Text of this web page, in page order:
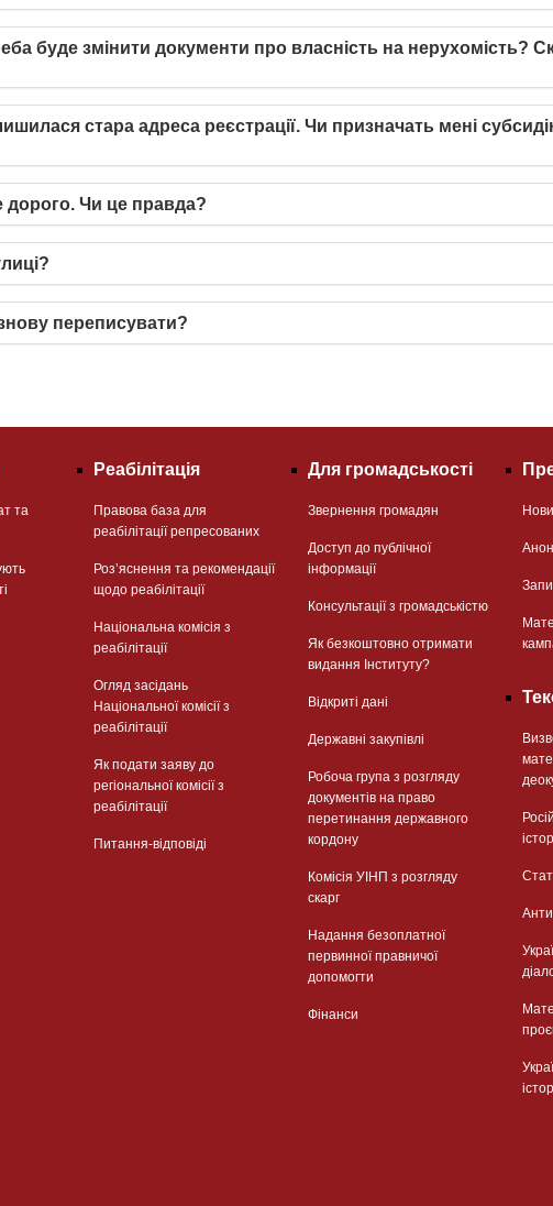
буде змінити документи про власність на нерухомість?
стара адреса реєстрації. Чи призначать мені
Чи це правда?
переписувати?
та
Реабілітація
Правова база для
реабілітації репресованих
Розʼяснення та рекомендації
щодо реабілітації
Національна комісія з
реабілітації
Огляд засідань
Національної комісії з
реабілітації
Як подати заяву до
регіональної комісії з
реабілітації
Питання-відповіді
Для громадськості
Звернення громадян
Доступ до публічної
інформації
Консультації з громадськістю
Як безкоштовно отримати
видання Інституту?
Відкриті дані
Державні закупівлі
Робоча група з розгляду
документів на право
перетинання державного
кордону
Комісія УІНП з розгляду
скарг
Надання безоплатної
первинної правничої
допомогти
Фінанси